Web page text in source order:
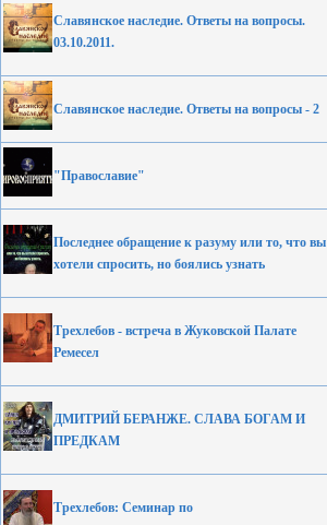
Славянское наследие. Ответы на вопросы.
03.10.2011.
Славянское наследие. Ответы на вопросы - 2
"Православие"
Последнее обращение к разуму или то, что вы
хотели спросить, но боялись узнать
Трехлебов - встреча в Жуковской Палате
Ремесел
ДМИТРИЙ БЕРАНЖЕ. СЛАВА БОГАМ И
ПРЕДКАМ
Трехлебов: Семинар по